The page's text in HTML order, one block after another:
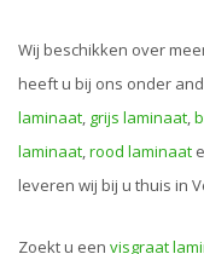
Wij beschikken over
heeft u bij ons onder
laminaat, grijs laminaat,
laminaat,rood laminaat
leveren wij bij u thuis in
Zoekt u een visgraat